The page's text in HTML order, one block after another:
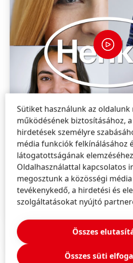
How is work at Henkel
Sütiket használunk az oldalunk
működésének biztosításához,
hirdetések személyre
média funkciók felkínálásához
látogatottságának
Oldalhasználattal kapcsolatos
megosztunk a közösségi
tevékenykedő, a hirdetési és
szolgáltatásokat nyújtó
Összes
Összes süti